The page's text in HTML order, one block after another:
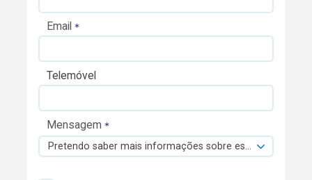
Email
Telemóvel
Mensagem
Pretendo saber mais informações sobre esta viatura.